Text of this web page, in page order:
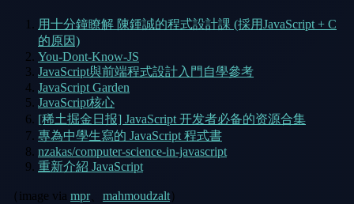
用十分鐘瞭解 陳鍾誠的程式設計課 (採用JavaScript + C
的原因)
You-Dont-Know-JS
JavaScript與前端程式設計入門自學參考
JavaScript Garden
JavaScript核心
[稀土掘金日报] JavaScript 开发者必备的资源合集
專為中學生寫的 JavaScript 程式書
nzakas/computer-science-in-javascript
重新介紹 JavaScript
（image via mpr、 mahmoudzalt）